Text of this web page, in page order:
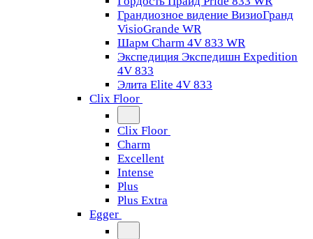
Грандиозное видение ВизиоГранд
VisioGrande WR
Шарм Charm 4V 833 WR
Экспедиция Экспедишн Expedition
4V 833
Элита Elite 4V 833
Clix Floor
Clix Floor
Charm
Excellent
Intense
Plus
Plus Extra
Egger